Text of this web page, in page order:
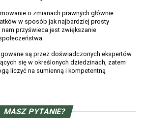
lub prawa majątkowego,
taksa notarialna,
stosownej
przechowywania
podatek od czynności
koszty ogłoszeń
ze zbyciem”. (J.
Podatek dochodowy
o zmianach prawnych głównie
w sposób jak najbardziej prosty
nam przyświeca jest zwiększanie
są przez doświadczonych ekspertów
się w określonych dziedzinach, zatem
liczyć na sumienną i kompetentną
MASZ PYTANIE?